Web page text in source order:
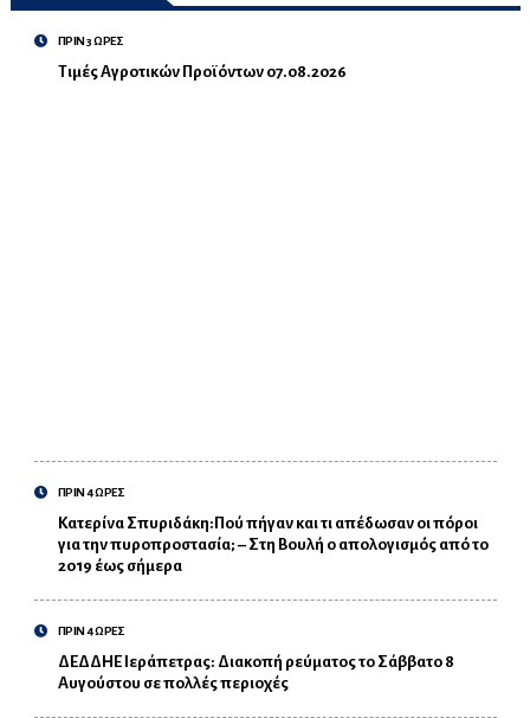
ΠΡΙΝ 3 ΩΡΕΣ
Τιμές Αγροτικών Προϊόντων 07.08.2026
ΠΡΙΝ 4 ΩΡΕΣ
Κατερίνα Σπυριδάκη:Πού πήγαν και τι απέδωσαν οι πόροι
για την πυροπροστασία; – Στη Βουλή ο απολογισμός από το
2019 έως σήμερα
ΠΡΙΝ 4 ΩΡΕΣ
ΔΕΔΔΗΕ Ιεράπετρας: Διακοπή ρεύματος το Σάββατο 8
Αυγούστου σε πολλές περιοχές